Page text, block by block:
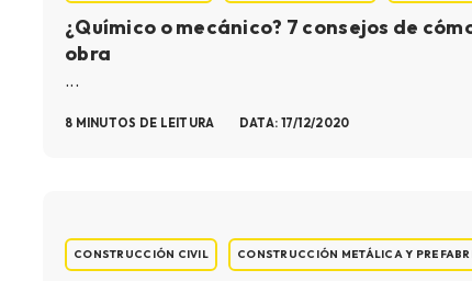
¿Químico o mecánico? 7 consejos de
obra
...
8 MINUTOS DE LEITURA DATA: 17/12/2020
CONSTRUCCIÓN CIVIL CONSTRUCCIÓN METÁLICA Y